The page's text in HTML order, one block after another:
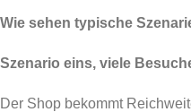
Wie sehen typische
Szenario eins, viele
Der Shop bekommt